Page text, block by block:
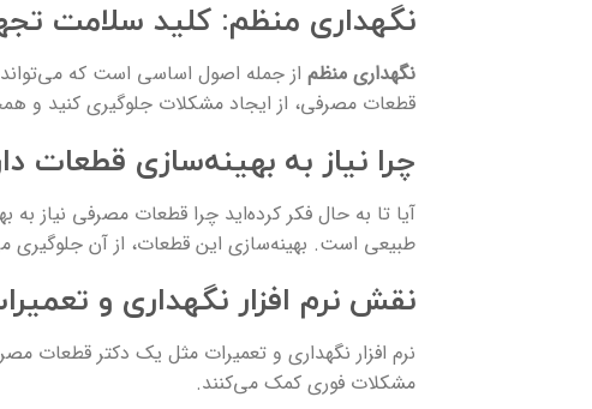
نگهداری منظم: کلید سلامت
نگهداری منظم از جمله اصول اساسی است که
قطعات مصرفی، از ایجاد مشکلات جلوگیری کنید و
چرا نیاز به بهینه‌سازی قطعات
آیا تا به حال فکر کرده‌اید چرا قطعات مصرفی نیاز
طبیعی است. بهینه‌سازی این قطعات، از آن جلوگیری
نقش نرم افزار نگهداری و
نرم افزار نگهداری و تعمیرات مثل یک دکتر قطعات
مشکلات فوری کمک می‌کنند.